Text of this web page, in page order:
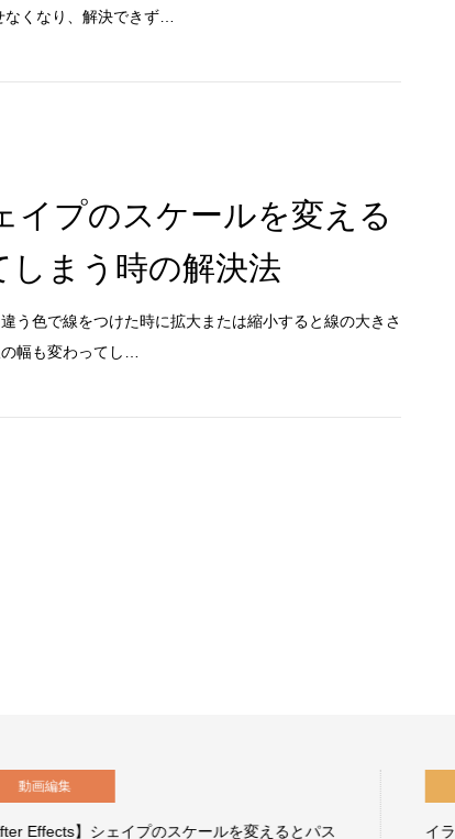
くなり、解決できず…
イプのスケールを変える
しまう時の解決法
う色で線をつけた時に拡大または縮小すると線の大きさ
幅も変わってし…
イラストレーションで円形グラデーションのパスの